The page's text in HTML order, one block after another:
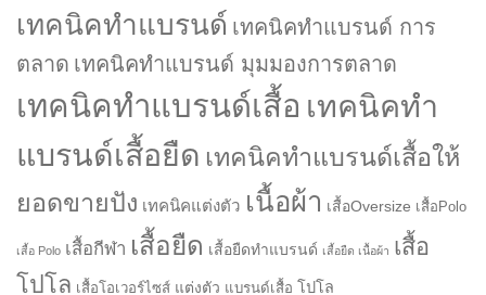
เทคนิคทำแบรนด์ เทคนิคทำแบรนด์ การ
ตลาด เทคนิคทำแบรนด์ มุมมองการตลาด
เทคนิคทำแบรนด์เสื้อ เทคนิคทำ
แบรนด์เสื้อยืด เทคนิคทำแบรนด์เสื้อให้
ยอดขายปัง เทคนิคแต่งตัว เนื้อผ้า เสื้อOversize เสื้อPolo
เสื้อ Polo เสื้อกีฬา เสื้อยืด เสื้อยืดทำแบรนด์ เสื้อยืด เนื้อผ้า เสื้อ
โปโล เสื้อโอเวอร์ไซส์ แต่งตัว แบรนด์เสื้อ โปโล